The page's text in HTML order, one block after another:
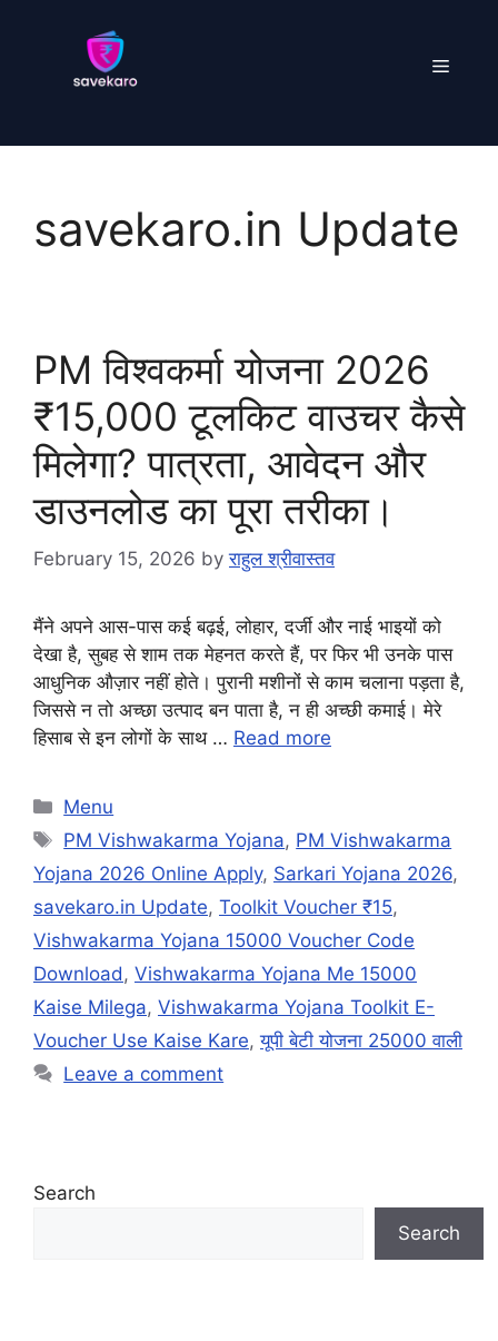
Menu
savekaro.in Update
PM विश्वकर्मा योजना 2026
₹15,000 टूलकिट वाउचर कैसे
मिलेगा? पात्रता, आवेदन और
डाउनलोड का पूरा तरीका।
February 15, 2026 byराहुल श्रीवास्तव
मैंने अपने आस-पास कई बढ़ई, लोहार, दर्जी और नाई भाइयों को
देखा है, सुबह से शाम तक मेहनत करते हैं, पर फिर भी उनके पास
आधुनिक औज़ार नहीं होते। पुरानी मशीनों से काम चलाना पड़ता है,
जिससे न तो अच्छा उत्पाद बन पाता है, न ही अच्छी कमाई। मेरे
हिसाब से इन लोगों के साथ … Read more
Categories
Menu
Tags
PM Vishwakarma Yojana, PM Vishwakarma
Yojana 2026 Online Apply, Sarkari Yojana 2026,
savekaro.in Update, Toolkit Voucher ₹15,
Vishwakarma Yojana 15000 Voucher Code
Download, Vishwakarma Yojana Me 15000
Kaise Milega, Vishwakarma Yojana Toolkit E-
Voucher Use Kaise Kare,यूपी बेटी योजना 25000 वाली
Leave a comment
Search
Search